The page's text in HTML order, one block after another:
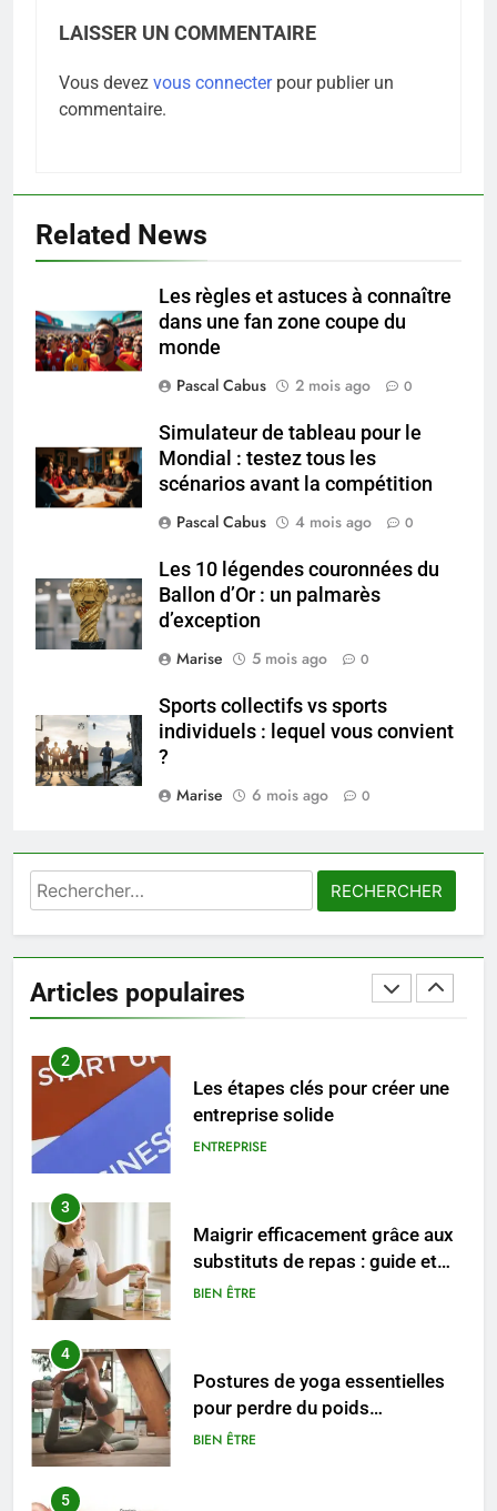
LAISSER UN COMMENTAIRE
Vous devez vous connecterpour publier un
commentaire.
Related News
Les règles et astuces à connaître
dans une fan zone coupe du
monde
Pascal Cabus
2 mois ago 0
Simulateur de tableau pour le
Mondial : testez tous les
scénarios avant la compétition
Pascal Cabus
4 mois ago 0
Les 10 légendes couronnées du
Ballon d’Or : un palmarès
d’exception
Marise
5 mois ago 0
Sports collectifs vs sports
individuels : lequel vous convient
?
Marise
6 mois ago 0
Rechercher :
Articles populaires
tout ce qu’il faut savoir sur les
saignements
SANTÉ
6
Les secrets révélés pour une
peau éclatante grâce à The
7
seniors: aménagement et
exercices
BIEN ÊTRE
8
Voyance à La Rochelle : où
sérieux à un tarif juste ?
BIEN ÊTRE
1
Les tendances mode qui
MODE
2
ENTREPRISE
3
Maigrir efficacement grâce aux
substituts de repas : guide et
conseils pratiques
BIEN ÊTRE
4
Postures de yoga essentielles
pour perdre du poids
rapidement et durable
BIEN ÊTRE
5
Infection chronique de l’oreille :
tout ce qu’il faut savoir sur les
saignements
SANTÉ
6